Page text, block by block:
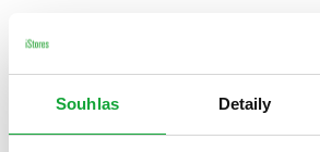
Souhlas Detaily